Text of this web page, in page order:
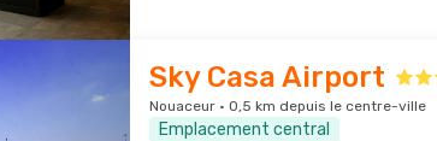
Sky Casa Airport
Nouaceur · 0,5 km depuis le centre-ville
Emplacement central